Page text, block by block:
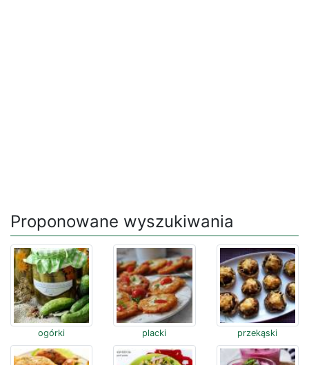
Proponowane wyszukiwania
ogórki placki przekąski